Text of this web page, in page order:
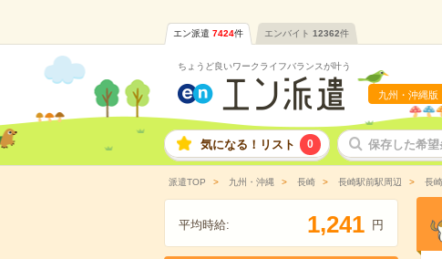
エン派遣 7424件 エンバイト 12362件
ちょうど良いワークライフバランスが叶う
九州・沖縄版
気になる！リスト 0 保存した希望
派遣TOP 九州・沖縄 長崎 長崎駅前駅周辺 長
平均時給: 1,241 円